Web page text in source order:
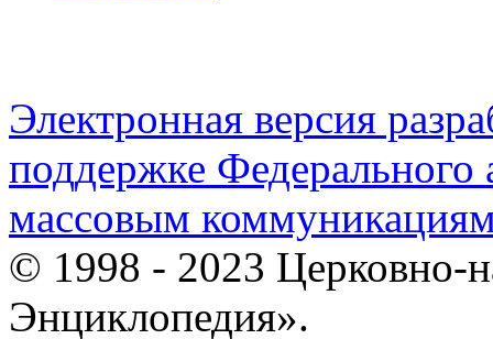
Электронная версия
поддержке Федерального
массовым
© 1998 - 2023 Церковно-
Энциклопедия».